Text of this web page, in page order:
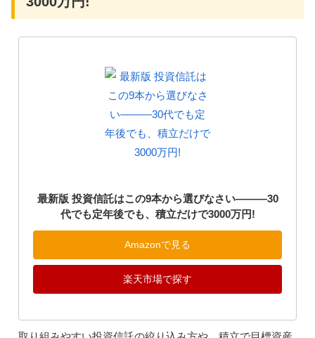
最新版 投資信託はこの9本から選びなさい―――30
代でも定年後でも、積立だけで3000万円!
Amazonで見る
楽天市場で探す